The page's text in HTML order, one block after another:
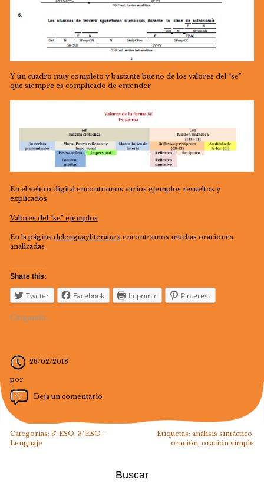
Y un cuadro muy completo y bastante bueno de los valores del “se”
que siempre es complicado de entender
En el velero digital encontramos varios ejemplos resueltos y
explicados
Valores del “se” ejemplos
En la página delenguayliteraturaencontramos muchas oraciones
analizadas
Share this:
Twitter Facebook Imprimir Pinterest
Cargando...
28/02/2018
por
Deja un comentario
Categorías: 3º ESO, 3º ESO -
Lenguaje
Etiquetas:análisis sintáctico,
oración,oración simple
Buscar